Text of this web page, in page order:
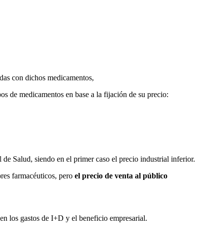
con dichos medicamentos,
de medicamentos en base a la fijación de su precio:
Salud, siendo en el primer caso el precio industrial inferior.
farmacéuticos, pero el precio de venta al público
los gastos de I+D y el beneficio empresarial.